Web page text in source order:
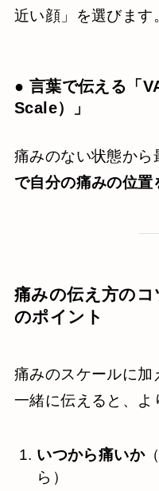
近い顔」を選びます
● 言葉で伝える「
Scale）」
痛みのない状態から
で自分の痛みの位置
痛みの伝え方の
のポイント
痛みのスケールに加
一緒に伝えると、よ
いつから痛いか
ら）